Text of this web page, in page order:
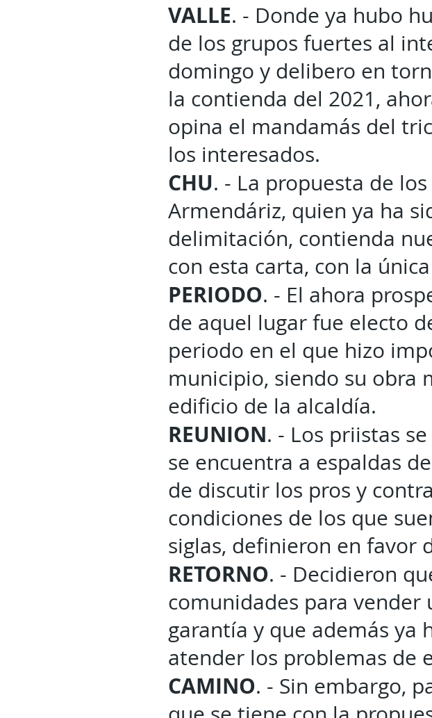
VALLE. - Donde ya hubo
de los grupos fuertes al
domingo y delibero en
la contienda del 2021,
opina el mandamás del
los interesados.
CHU. - La propuesta de
Armendáriz, quien ya ha
delimitación, contienda
con esta carta, con la
PERIODO. - El ahora
de aquel lugar fue electo
periodo en el que hizo
municipio, siendo su obra
edificio de la alcaldía.
REUNION. - Los priistas
se encuentra a espaldas
de discutir los pros y
condiciones de los que
siglas, definieron en favor
RETORNO. - Decidieron
comunidades para
garantía y que además ya
atender los problemas de
CAMINO. - Sin embargo,